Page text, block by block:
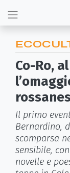
Co-Ro,
Il primo
Bernardino,
scomparsa
sensibile,
novelle e